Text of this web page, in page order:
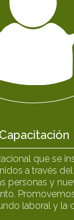
Capacitación
que se
a través
personas y
laboral y la